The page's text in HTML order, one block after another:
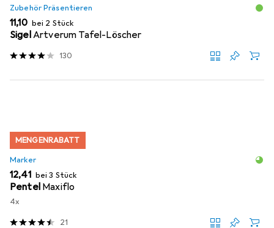
Zubehör Präsentieren
EUR
11,10 bei 2 Stück
SigelArtverum Tafel-Löscher
130
MENGENRABATT
Marker
EUR
12,41 bei 3 Stück
Pentel Maxiflo
4x
21